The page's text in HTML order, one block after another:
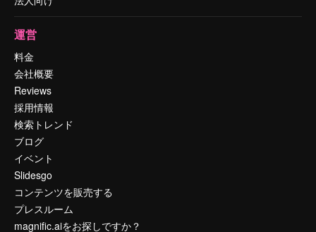
運営
料金
会社概要
Reviews
採用情報
検索トレンド
ブログ
イベント
Slidesgo
コンテンツを販売する
プレスルーム
magnific.aiをお探しですか？